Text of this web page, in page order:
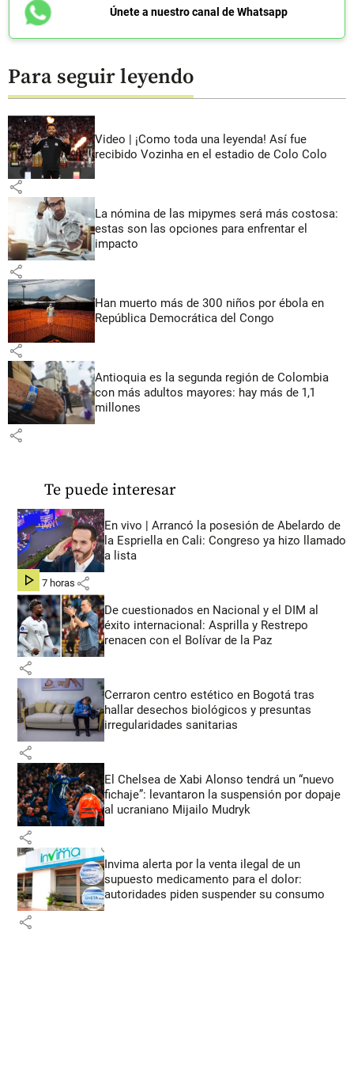
Únete a nuestro canal de Whatsapp
Para seguir leyendo
Video | ¡Como toda una leyenda! Así fue
recibido Vozinha en el estadio de Colo Colo
share
La nómina de las mipymes será más costosa:
estas son las opciones para enfrentar el
impacto
share
Han muerto más de 300 niños por ébola en
República Democrática del Congo
share
Antioquia es la segunda región de Colombia
con más adultos mayores: hay más de 1,1
millones
share
Te puede interesar
En vivo | Arrancó la posesión de Abelardo de
la Espriella en Cali: Congreso ya hizo llamado
a lista
hace 7 horas share
De cuestionados en Nacional y el DIM al
éxito internacional: Asprilla y Restrepo
renacen con el Bolívar de la Paz
share
Cerraron centro estético en Bogotá tras
hallar desechos biológicos y presuntas
irregularidades sanitarias
share
El Chelsea de Xabi Alonso tendrá un “nuevo
fichaje”: levantaron la suspensión por dopaje
al ucraniano Mijailo Mudryk
share
Invima alerta por la venta ilegal de un
supuesto medicamento para el dolor:
autoridades piden suspender su consumo
share